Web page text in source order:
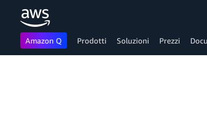
Amazon Q Prodotti Soluzioni Prezzi